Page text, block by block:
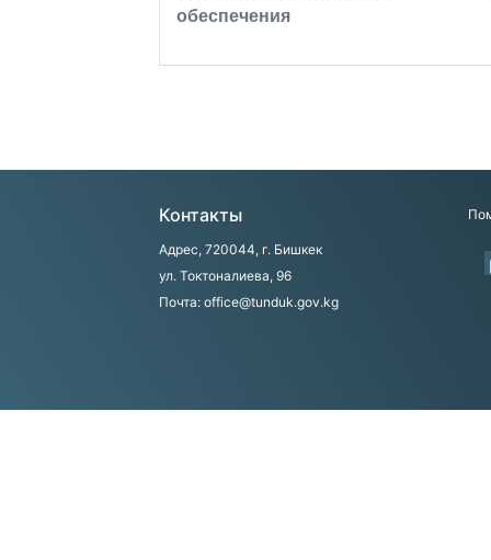
обеспечения
Контакты
Адрес, 720044, г. Бишкек
ул. Токтоналиева, 96
Почта: office@tunduk.gov.kg